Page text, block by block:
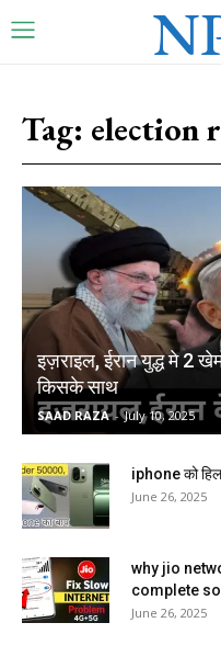
Tag: election
इज़राइल, ईरान युद्ध मे 2
किसके साथ
SAAD RAZA - July 10, 2025
iphone को
June 26, 2025
why jio
complete
June 26, 2025